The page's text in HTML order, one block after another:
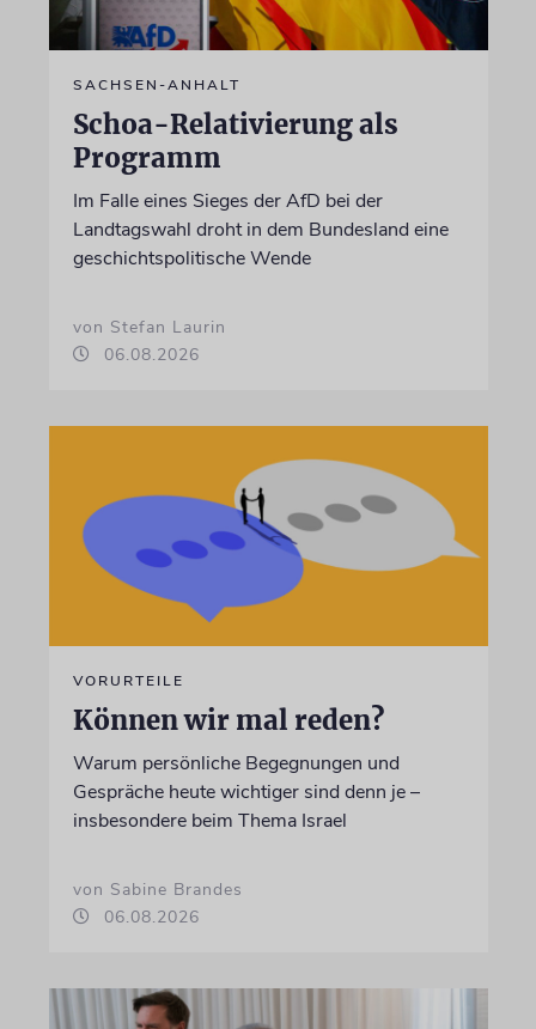
SACHSEN-ANHALT
Schoa-Relativierung als
Programm
Im Falle eines Sieges der AfD bei der
Landtagswahl droht in dem Bundesland eine
geschichtspolitische Wende
von Stefan Laurin
06.08.2026
VORURTEILE
Können wir mal reden?
Warum persönliche Begegnungen und
Gespräche heute wichtiger sind denn je –
insbesondere beim Thema Israel
von Sabine Brandes
06.08.2026